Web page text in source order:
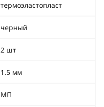
термоэластопласт
черный
2 шт
1.5 мм
МП